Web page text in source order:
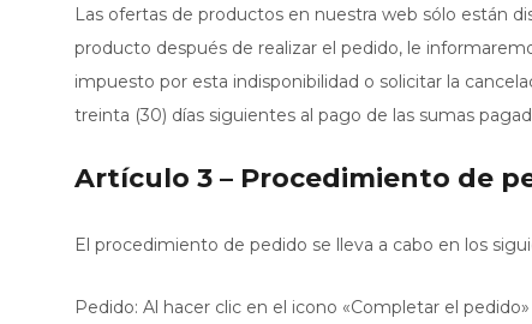
Las ofertas de productos en nuestra web sólo están
producto después de realizar el pedido, le
impuesto por esta indisponibilidad o solicitar la
treinta (30) días siguientes al pago de las sumas
Artículo 3 – Procedimiento de
El procedimiento de pedido se lleva a cabo en los
Pedido: Al hacer clic en el icono «Completar el